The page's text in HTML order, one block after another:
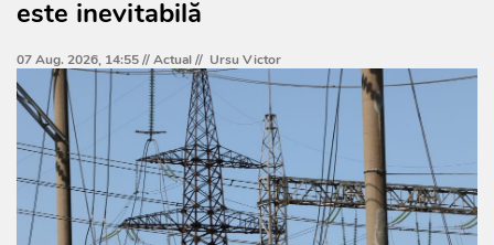
este inevitabilă
07 Aug. 2026, 14:55 //Actual// Ursu Victor